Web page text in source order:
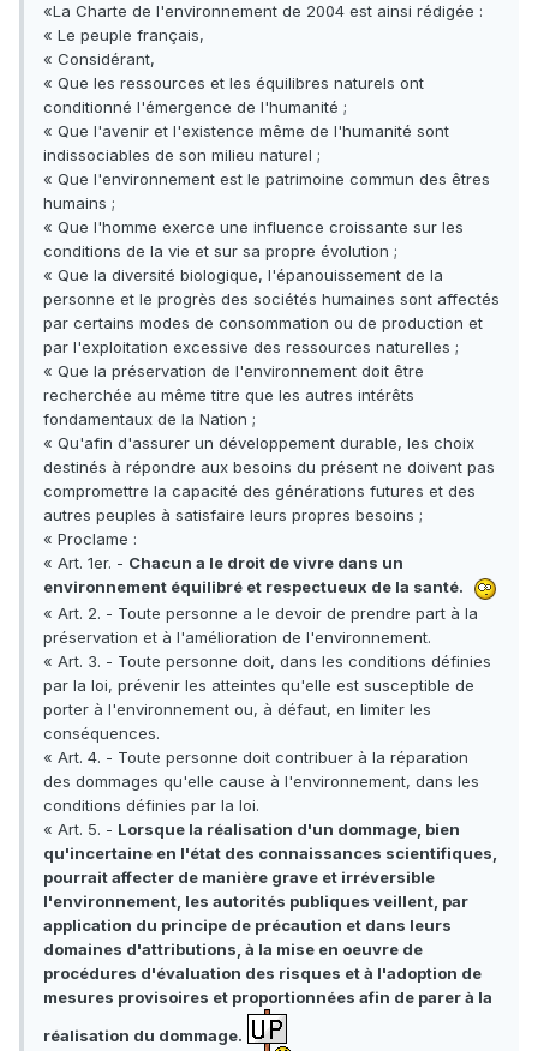
«La Charte de l'environnement de 2004 est ainsi rédigée :
« Le peuple français,
« Considérant,
« Que les ressources et les équilibres naturels ont
conditionné l'émergence de l'humanité ;
« Que l'avenir et l'existence même de l'humanité sont
indissociables de son milieu naturel ;
« Que l'environnement est le patrimoine commun des êtres
humains ;
« Que l'homme exerce une influence croissante sur les
conditions de la vie et sur sa propre évolution ;
« Que la diversité biologique, l'épanouissement de la
personne et le progrès des sociétés humaines sont affectés
par certains modes de consommation ou de production et
par l'exploitation excessive des ressources naturelles ;
« Que la préservation de l'environnement doit être
recherchée au même titre que les autres intérêts
fondamentaux de la Nation ;
« Qu'afin d'assurer un développement durable, les choix
destinés à répondre aux besoins du présent ne doivent pas
compromettre la capacité des générations futures et des
autres peuples à satisfaire leurs propres besoins ;
« Proclame :
« Art. 1er. - Chacun a le droit de vivre dans un
environnement équilibré et respectueux de la santé.
« Art. 2. - Toute personne a le devoir de prendre part à la
préservation et à l'amélioration de l'environnement.
« Art. 3. - Toute personne doit, dans les conditions définies
par la loi, prévenir les atteintes qu'elle est susceptible de
porter à l'environnement ou, à défaut, en limiter les
conséquences.
« Art. 4. - Toute personne doit contribuer à la réparation
des dommages qu'elle cause à l'environnement, dans les
conditions définies par la loi.
« Art. 5. - Lorsque la réalisation d'un dommage, bien
qu'incertaine en l'état des connaissances scientifiques,
pourrait affecter de manière grave et irréversible
l'environnement, les autorités publiques veillent, par
application du principe de précaution et dans leurs
domaines d'attributions, à la mise en oeuvre de
procédures d'évaluation des risques et à l'adoption de
mesures provisoires et proportionnées afin de parer à la
réalisation du dommage.